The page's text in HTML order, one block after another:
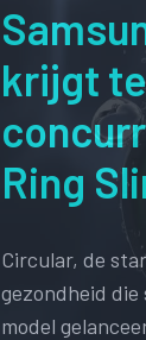
krijgt
Ring
Circular, de
gezondheid
model